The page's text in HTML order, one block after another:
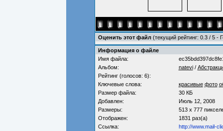
Оценить этот файл (текущий рейтинг: 0.3 / 5 -
Информация о файле
Имя файла:
Альбом:
natevi/
Рейтинг (голосов: 6):
Ключевые слова:
красивые фото
Размер файла:
30 КБ
Добавлен:
Июль 12, 2008
Размеры:
513 x 777
Отображен:
1831 раз(а)
Ссылка:
http://www.mail-